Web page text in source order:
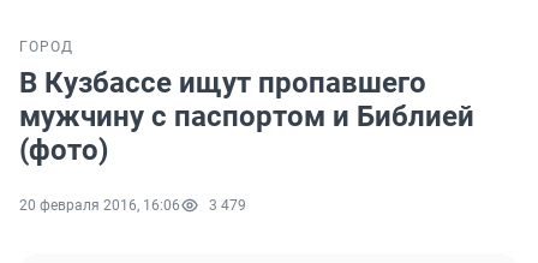
ГОРОД
В Кузбассе ищут пропавшего
мужчину с паспортом и Библией
(фото)
20 февраля 2016, 16:06 3 479